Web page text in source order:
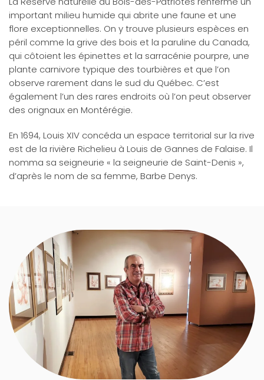
important milieu humide qui abrite une faune et une
flore exceptionnelles. On y trouve plusieurs espèces en
péril comme la grive des bois et la paruline du Canada,
qui côtoient les épinettes et la sarracénie pourpre, une
plante carnivore typique des tourbières et que l’on
observe rarement dans le sud du Québec. C’est
également l’un des rares endroits où l’on peut observer
des orignaux en Montérégie.
En 1694, Louis XIV concéda un espace territorial sur la rive
est de la rivière Richelieu à Louis de Gannes de Falaise. Il
nomma sa seigneurie « la seigneurie de Saint-Denis »,
d’après le nom de sa femme, Barbe Denys.